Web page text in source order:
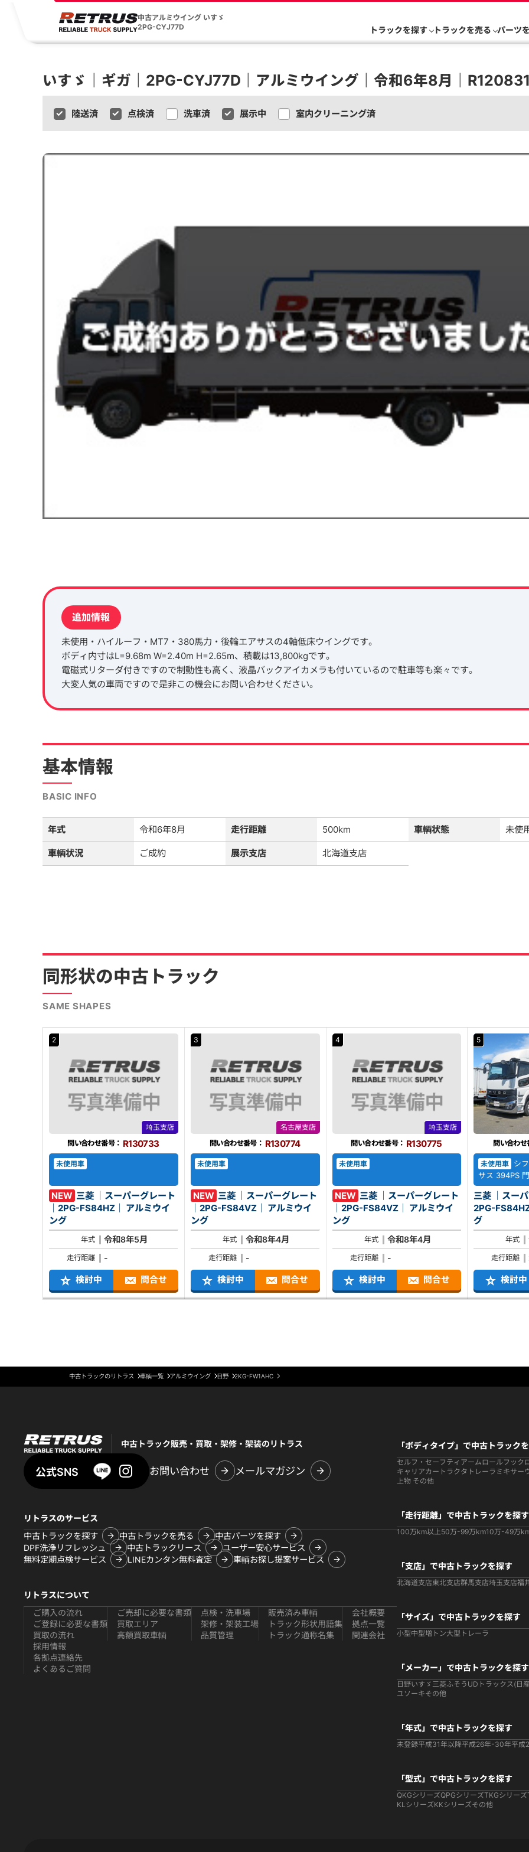
中古アルミウイング いすゞ
2PG-CYJ77D
トラックを探す トラックを売る パーツ
いすゞ｜ギガ｜2PG-CYJ77D｜アルミウイング｜令和6年8月｜
陸送済 点検済 洗車済 展示中 室内クリーニング済
追加情報
未使用・ハイルーフ・MT7・380馬力・後輪エアサスの4軸低床ウイングです。
ボディ内寸はL=9.68m W=2.40m H=2.65m、積載は13,800kgです。
電磁式リターダ付きですので制動性も高く、液晶バックアイカメラも付いているので駐車等も楽々です。
大変人気の車両ですので是非この機会にお問い合わせください。
基本情報
BASIC INFO
年式 令和6年8月 走行距離 500km 車輌状態 未使
車輌状況 ご成約 展示支店 北海道支店
同形状の中古トラック
SAME SHAPES
2
埼玉支店
問い合わせ番号： R130733
未使用車
NEW 三菱 ｜スーパーグレート
｜2PG-FS84HZ｜ アルミウイ
ング
年式 令和8年5月
走行距離 -
検討中 問合せ
3
名古屋支店
問い合わせ番号： R130774
未使用車
NEW 三菱 ｜スーパーグレート
｜2PG-FS84VZ｜ アルミウイ
ング
年式 令和8年4月
走行距離 -
検討中 問合せ
4
埼玉支店
問い合わせ番号： R130775
未使用車
NEW 三菱 ｜スーパーグレート
｜2PG-FS84VZ｜ アルミウイ
ング
年式 令和8年4月
走行距離 -
検討中 問合せ
5
問い合わせ
未使用車
シ
サス 394PS
三菱 ｜スー
2PG-FS84HZ｜ アルミ
グ
年式
走行距離
検討中
中古トラックのリトラス 車輌一覧 アルミウイング 日野 2KG-FW1AHC
中古トラック販売・買取・架修・架装のリトラス
公式SNS お問い合わせ メールマガジン
リトラスのサービス
中古トラックを探す
中古トラックを売る
中古パーツを探す
DPF洗浄リフレッシュ
中古トラックリース
ユーザー安心サービス
無料定期点検サービス
LINEカンタン無料査定 車輌お探し提案サービス
リトラスについて
ご購入の流れ
ご登録に必要な書類
買取の流れ
ご売却に必要な書類
買取エリア
高額買取車輌
点検・洗車場
架修・架装工場
品質管理
販売済み車輌
トラック形状用語集
トラック通称名集
会社概要
拠点一覧
関連会社
採用情報
各拠点連絡先
よくあるご質問
「ボディタイプ」で中古トラック
セルフ・セーフティ アームロールフック
キャリアカー トラクタ トレーラ ミキサー
上物 その他
「走行距離」で中古トラックを探す
100万km以上50万-99万km10万-49万
「支店」で中古トラックを探す
北海道支店東北支店群馬支店埼玉支店福
「サイズ」で中古トラックを探す
小型中型増トン大型 トレーラ
「メーカー」で中古トラックを探す
日野いすゞ 三菱ふそう UDトラックス(日
ユソーキその他
「年式」で中古トラックを探す
未登録平成31年以降平成26年-30年平成
「型式」で中古トラックを探す
QKGシリーズQPGシリーズTKGシリーズ
KLシリーズKKシリーズその他